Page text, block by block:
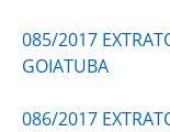
085/2017
GOIATUBA
086/2017